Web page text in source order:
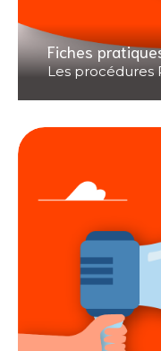
Fiches
Les procédures